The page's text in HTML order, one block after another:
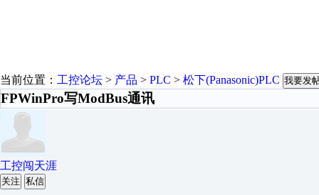
当前位置： 工控论坛 > 产品 > PLC > 松下(Panasonic)PLC 我要发
FPWinPro写ModBus通讯
工控闯天涯
关注 私信